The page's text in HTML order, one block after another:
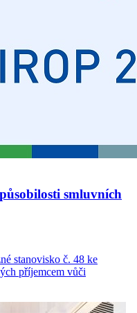
smluvních
stanovisko č. 48 ke
příjemcem vůči